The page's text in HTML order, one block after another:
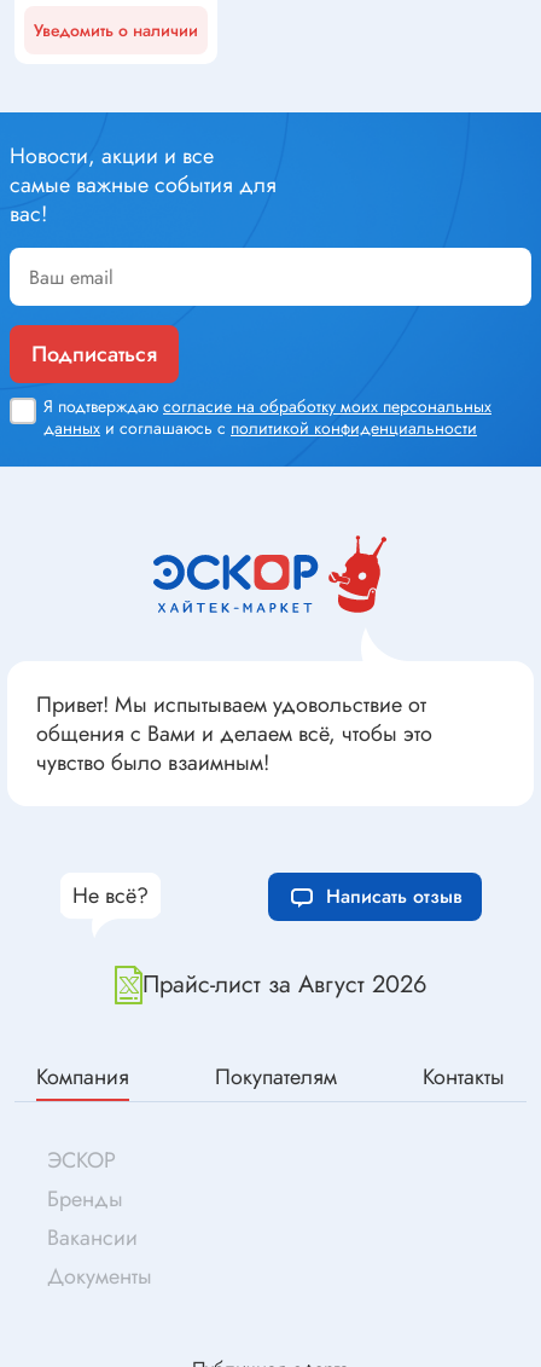
Уведомить о наличии
Новости, акции и все
самые важные события для
вас!
Подписаться
Я подтверждаю согласие на обработку моих персональных
данных и соглашаюсь с политикой конфиденциальности
Привет! Мы испытываем удовольствие от
общения с Вами и делаем всё, чтобы это
чувство было взаимным!
Прайс-лист за Август 2026
Не всё? Написать отзыв
Компания Покупателям Контакты
ЭСКОР
Бренды
Вакансии
Документы